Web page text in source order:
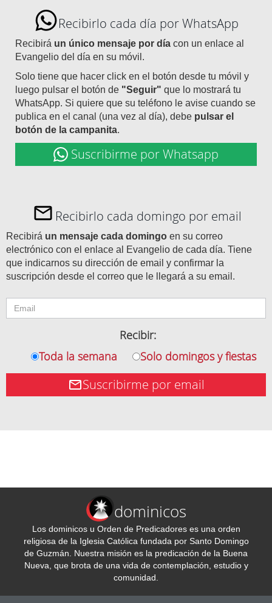
Recibirlo cada día por WhatsApp
Recibirá un único mensaje por día con un enlace al
Evangelio del día en su móvil.
Solo tiene que hacer click en el botón desde tu móvil y
luego pulsar el botón de "Seguir" que lo mostrará tu
WhatsApp. Si quiere que su teléfono le avise cuando se
publica en el canal (una vez al día), debe pulsar el
botón de la campanita.
Suscribirme por Whatsapp
Recibirlo cada domingo por email
Recibirá un mensaje cada domingo en su correo
electrónico con el enlace al Evangelio de cada día. Tiene
que indicarnos su dirección de email y confirmar la
suscripción desde el correo que le llegará a su email.
Recibir:
Toda la semana
Solo domingos y fiestas
Suscribirme por email
dominicos
Los dominicos u Orden de Predicadores es una orden
religiosa de la Iglesia Católica fundada por Santo Domingo
de Guzmán. Nuestra misión es la predicación de la Buena
Nueva, que brota de una vida de contemplación, estudio y
comunidad.